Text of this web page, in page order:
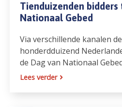
Tienduizenden bidders
Nationaal Gebed
Via verschillende kanalen
honderdduizend
de Dag van Nationaal
Lees verder